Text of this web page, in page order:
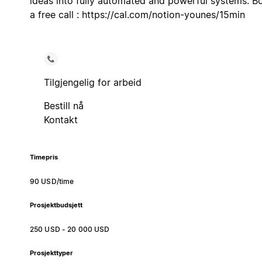
a free call : https://cal.com/notion-younes/15min
Tilgjengelig for arbeid
Bestill nå
Kontakt
Timepris
90 USD/time
Prosjektbudsjett
250 USD - 20 000 USD
Prosjekttyper